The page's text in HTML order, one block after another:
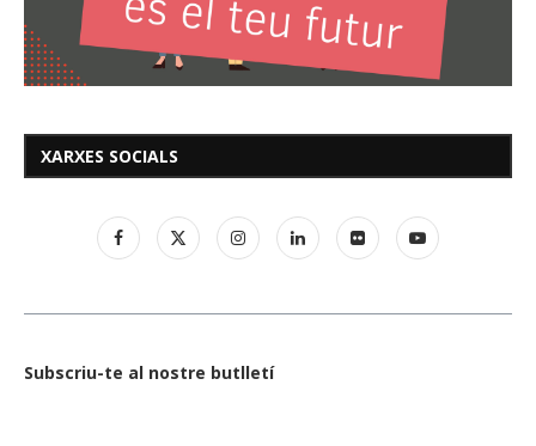
XARXES SOCIALS
Subscriu-te al nostre butlletí